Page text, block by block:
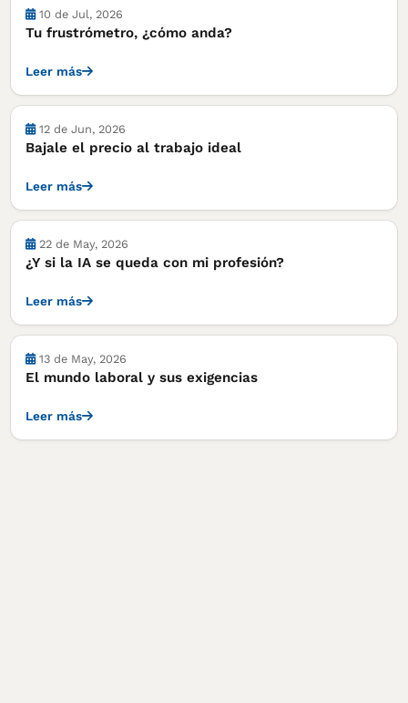
10 de Jul, 2026
Tu frustrómetro, ¿cómo anda?
Leer más
Notas
12 de Jun, 2026
Bajale el precio al trabajo ideal
Leer más
22 de May, 2026
¿Y si la IA se queda con mi profesión?
Leer más
13 de May, 2026
El mundo laboral y sus exigencias
Leer más